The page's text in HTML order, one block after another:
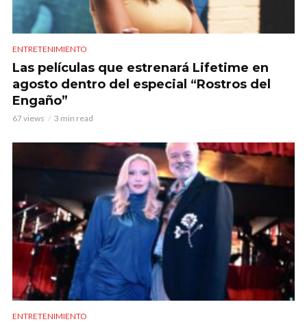
ENTRETENIMIENTO
Las películas que estrenará Lifetime en
agosto dentro del especial “Rostros del
Engaño”
67 views 3 min read
ENTRETENIMIENTO